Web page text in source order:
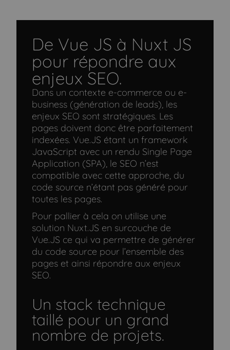
De Vue JS à Nuxt JS
pour répondre aux
enjeux SEO.
Dans un contexte e-commerce ou e-
business (génération de leads), les
enjeux SEO sont stratégiques. Les
pages doivent donc être parfaitement
indexées. Vue.JS étant un framework
JavaScript avec un rendu Single Page
Application (SPA), le SEO n’est
compatible avec cette approche, du
code source n’étant pas généré pour
toutes les pages.
Pour pallier à cela on utilise une
solution Nuxt.JS en surcouche de
Vue.JS ce qui va permettre de générer
du code source pour l’ensemble des
pages et ainsi répondre aux enjeux
SEO.
Un stack technique
taillé pour un grand
nombre de projets.